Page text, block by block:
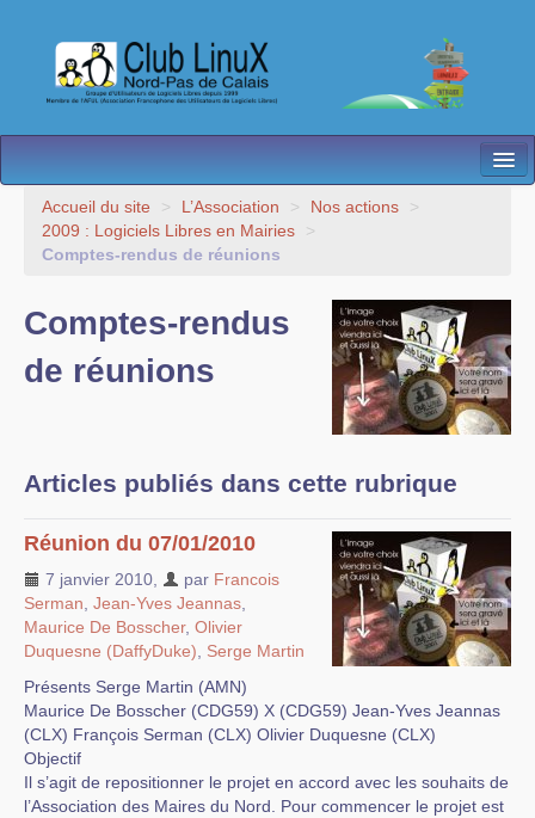
L’Association
Nos Activités
Accueil du site > L’Association > Nos actions
>
2009 : Logiciels Libres en Mairies
>
Comptes-rendus de réunions
Comptes-rendus
de réunions
Articles publiés dans cette rubrique
Réunion du 07/01/2010
7 janvier 2010 par Francois
Serman Jean-Yves Jeannas
Maurice De Bosscher, Olivier
Duquesne (DaffyDuke)
Serge Martin
Présents Serge Martin (AMN)
Maurice De Bosscher (CDG59) X (CDG59) Jean-Yves Jeannas
(CLX) François Serman (CLX) Olivier Duquesne (CLX)
Objectif
Il s’agit de repositionner le projet en accord avec les souhaits de
l’Association des Maires du Nord. Pour commencer le projet est